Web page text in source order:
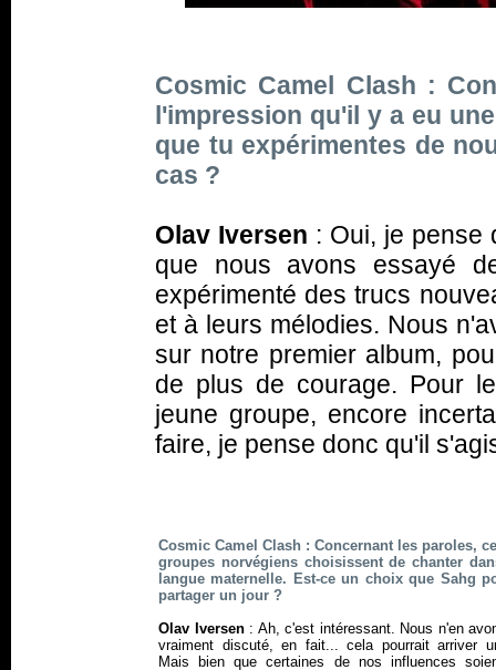
Cosmic Camel Clash :
l'impression qu'il y a eu
que tu expérimentes de
cas ?
Olav Iversen : Oui, je pense
que nous avons essayé
expérimenté des trucs
et à leurs mélodies. Nous
sur notre premier album,
de plus de courage. Pour
jeune groupe, encore
faire, je pense donc qu'il
Cosmic Camel Clash : Concernant les paroles,
groupes norvégiens choisissent de chanter
langue maternelle. Est-ce un choix que Sahg
partager un jour ?
Olav Iversen: Ah, c'est intéressant. Nous n'en
vraiment discuté, en fait... cela pourrait arriver
Mais bien que certaines de nos influences